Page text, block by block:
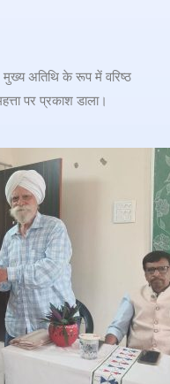
अतिथि के रूप में वरिष्ठ
पर प्रकाश डाला।